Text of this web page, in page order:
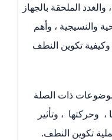
الملحقة بالجهاز
والنسيجية ، وأهم
وكيفية تكوين النطف
ذات الصلة
وحركتها ، وتأثير
تكوين النطف.